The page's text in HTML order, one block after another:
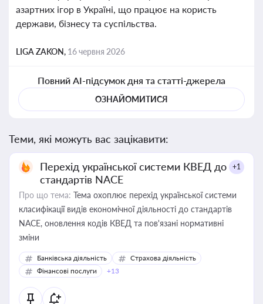
азартних ігор в Україні, що працює на користь
держави, бізнесу та суспільства.
LIGA ZAKON, 16 червня 2026
Повний AI-підсумок дня та статті-джерела
ОЗНАЙОМИТИСЯ
Теми, які можуть вас зацікавити:
Перехід української системи КВЕД до
стандартів NACE
+1
Про що тема: Тема охоплює перехід української системи
класифікації видів економічної діяльності до стандартів
NACE, оновлення кодів КВЕД та пов'язані нормативні
зміни
Банківська діяльність
Страхова діяльність
Фінансові послуги
+13